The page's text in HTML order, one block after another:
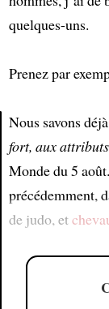
quelques-uns.
Prenez par
Nous savons
fort, aux attributs
Monde du 5
précédemment,
de judo, et